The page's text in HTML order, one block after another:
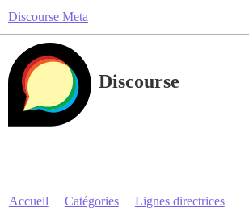
Discourse Meta
Discourse
Accueil Catégories Lignes directrices